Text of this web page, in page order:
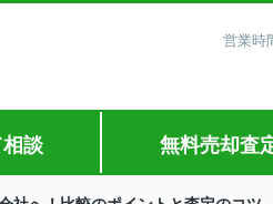
営業時
相談 無料売却査